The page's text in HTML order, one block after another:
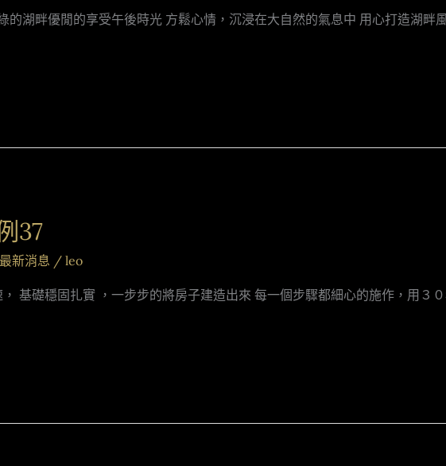
的湖畔優閒的享受午後時光 方鬆心情，沉浸在大自然的氣息中 用心打造湖畔
37
最新消息 / leo
基礎穩固扎實 ，一步步的將房子建造出來 每一個步驟都細心的施作，用３